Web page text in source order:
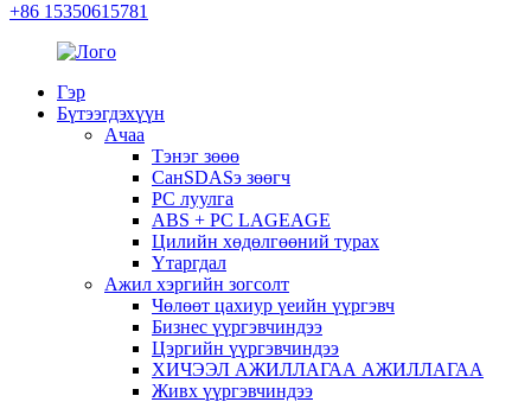
+86 15350615781
Гэр
Бүтээгдэхүүн
Ачаа
Тэнэг зөөө
СанSDASэ зөөгч
PC луулга
ABS + PC LAGEAGE
Цилийн хөдөлгөөний турах
Үтаргдал
Ажил хэргийн зогсолт
Чөлөөт цахиур үеийн үүргэвч
Бизнес үүргэвчиндээ
Цэргийн үүргэвчиндээ
ХИЧЭЭЛ АЖИЛЛАГАА АЖИЛЛАГАА
Живх үүргэвчиндээ